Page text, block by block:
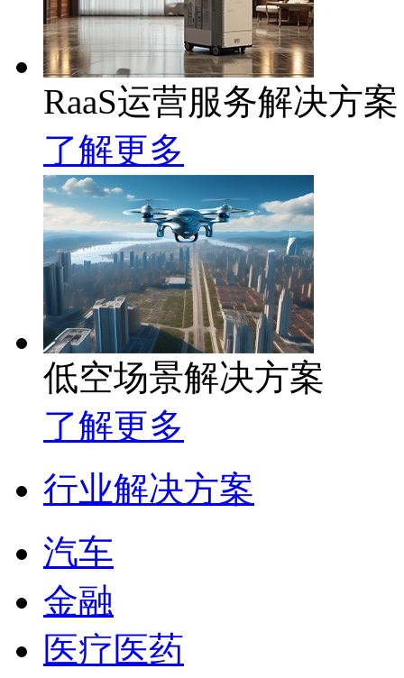
RaaS运营服务解决方案
了解更多
低空场景解决方案
了解更多
行业解决方案
汽车
金融
医疗医药